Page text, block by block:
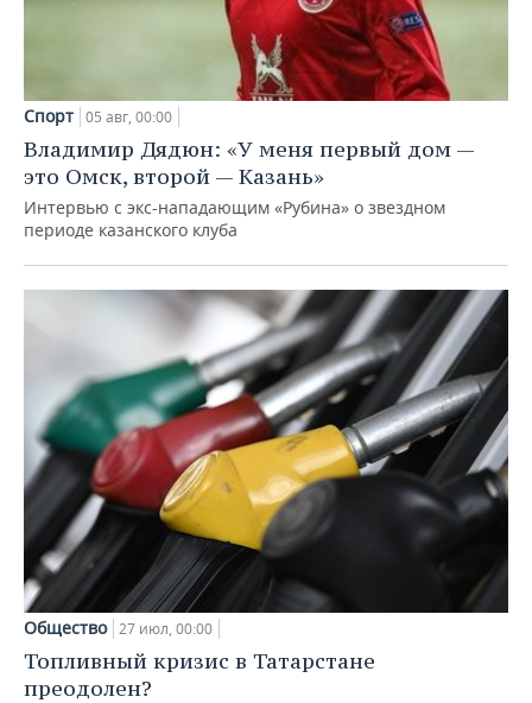
Спорт 05 авг, 00:00
Владимир Дядюн: «У меня первый дом —
это Омск, второй — Казань»
Интервью с экс-нападающим «Рубина» о звездном
периоде казанского клуба
Общество 27 июл, 00:00
Топливный кризис в Татарстане
преодолен?